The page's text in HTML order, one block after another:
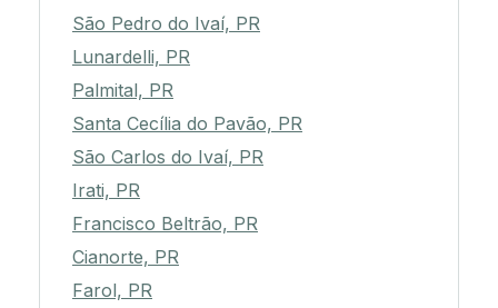
São Pedro do Ivaí, PR
Lunardelli, PR
Palmital, PR
Santa Cecília do Pavão, PR
São Carlos do Ivaí, PR
Irati, PR
Francisco Beltrão, PR
Cianorte, PR
Farol, PR